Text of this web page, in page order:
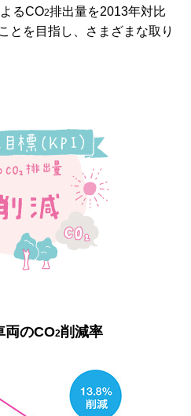
るCO2排出量を2013年対比
とを目指し、さまざまな取り
両のCO2削減率